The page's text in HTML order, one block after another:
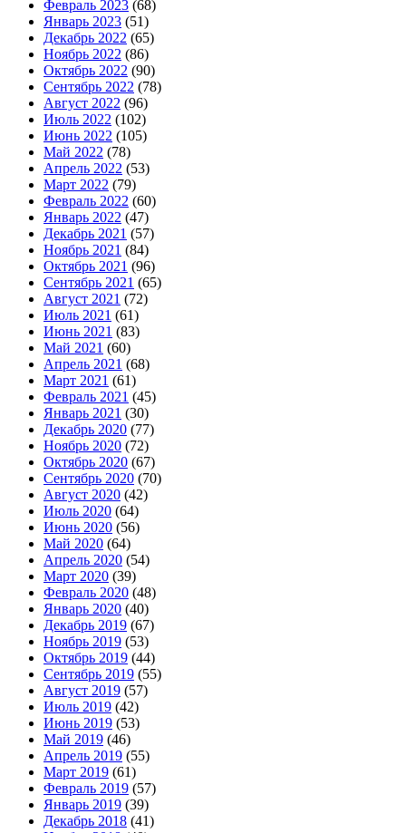
Февраль 2023 (68)
Январь 2023 (51)
Декабрь 2022 (65)
Ноябрь 2022 (86)
Октябрь 2022 (90)
Сентябрь 2022 (78)
Август 2022 (96)
Июль 2022 (102)
Июнь 2022 (105)
Май 2022 (78)
Апрель 2022 (53)
Март 2022 (79)
Февраль 2022 (60)
Январь 2022 (47)
Декабрь 2021 (57)
Ноябрь 2021 (84)
Октябрь 2021 (96)
Сентябрь 2021 (65)
Август 2021 (72)
Июль 2021 (61)
Июнь 2021 (83)
Май 2021 (60)
Апрель 2021 (68)
Март 2021 (61)
Февраль 2021 (45)
Январь 2021 (30)
Декабрь 2020 (77)
Ноябрь 2020 (72)
Октябрь 2020 (67)
Сентябрь 2020 (70)
Август 2020 (42)
Июль 2020 (64)
Июнь 2020 (56)
Май 2020 (64)
Апрель 2020 (54)
Март 2020 (39)
Февраль 2020 (48)
Январь 2020 (40)
Декабрь 2019 (67)
Ноябрь 2019 (53)
Октябрь 2019 (44)
Сентябрь 2019 (55)
Август 2019 (57)
Июль 2019 (42)
Июнь 2019 (53)
Май 2019 (46)
Апрель 2019 (55)
Март 2019 (61)
Февраль 2019 (57)
Январь 2019 (39)
Декабрь 2018 (41)